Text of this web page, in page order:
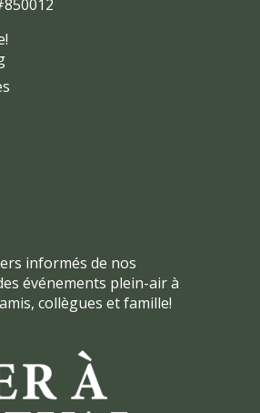
informés de nos
événements plein-air à
collègues et famille!